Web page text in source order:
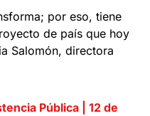
por eso, tiene
de país que hoy
Salomón, directora
Pública | 12 de